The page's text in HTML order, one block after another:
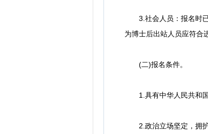
3.社会人员：报名时已
为博士后出站人员应符合
(二)报名条件。
1.具有中华人民共和国
2.政治立场坚定，拥护